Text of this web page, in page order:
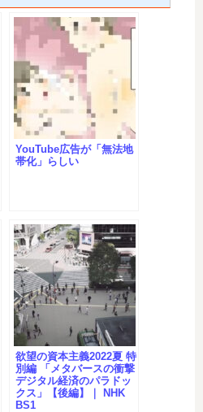
YouTube広告が「無法地
帯化」らしい
欲望の資本主義2022夏 特
別編 「メタバースの衝撃
デジタル経済のパラドッ
クス」【後編】｜ NHK
BS1